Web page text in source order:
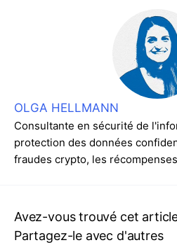
OLGA HELLMANN
Consultante en sécurité de
protection des données
fraudes crypto, les
Avez-vous trouvé cet
Partagez-le avec d'autres